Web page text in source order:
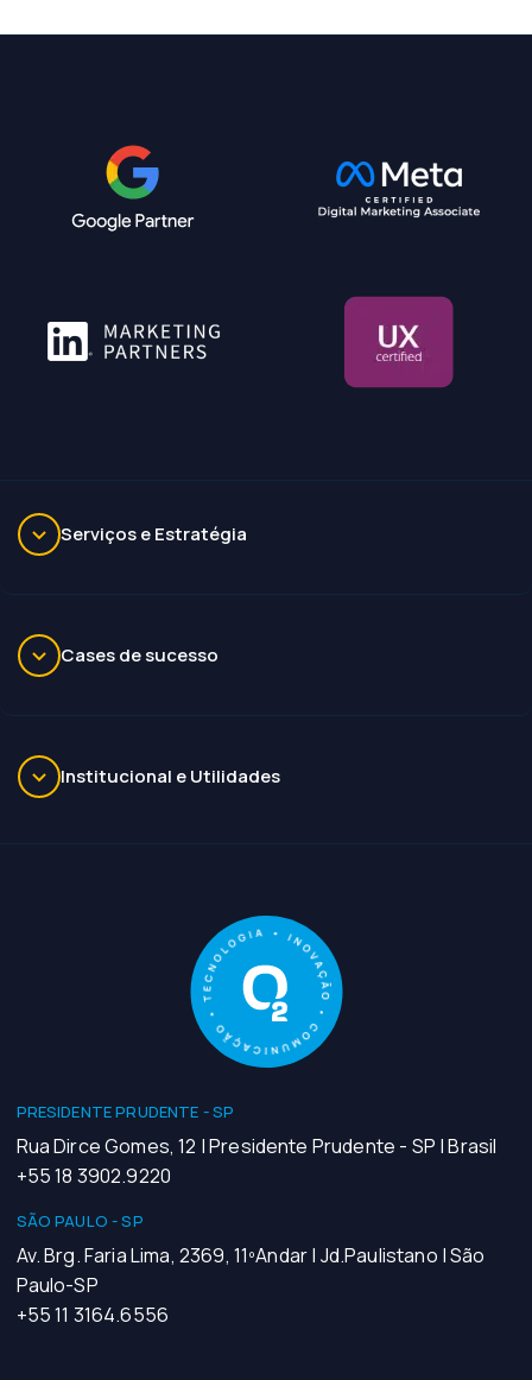
Serviços e Estratégia
Cases de sucesso
Institucional e Utilidades
PRESIDENTE PRUDENTE - SP
Rua Dirce Gomes, 12 | Presidente Prudente - SP | Brasil
+55 18 3902.9220
SÃO PAULO - SP
Av. Brg. Faria Lima, 2369, 11ºAndar | Jd.Paulistano | São
Paulo-SP
+55 11 3164.6556